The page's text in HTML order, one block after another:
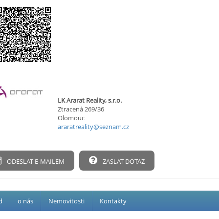
LK Ararat Reality, s.r.o.
Ztracená 269/36
Olomouc
araratreality@seznam.cz
ODESLAT E-MAILEM ZASLAT DOTAZ
o nás Nemovitosti Kontakty